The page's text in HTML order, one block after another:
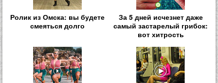
Ролик из Омска: вы будете
смеяться долго
За 5 дней исчезнет даже
самый застарелый грибок:
вот хитрость